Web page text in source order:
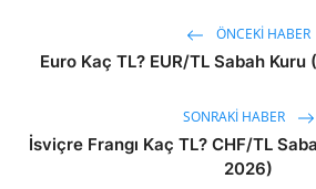
ÖNCEKI HABER
Euro Kaç TL? EUR/TL Sabah
SONRAKI HABER
İsviçre Frangı Kaç TL? CHF/TL
2026)